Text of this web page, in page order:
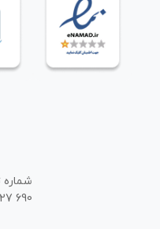
690